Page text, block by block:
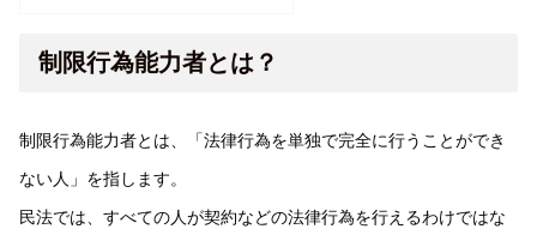
制限行為能力者とは？
制限行為能力者とは、「法律行為を単独で完全に行うことができ
ない人」を指します。
民法では、すべての人が契約などの法律行為を行えるわけではな